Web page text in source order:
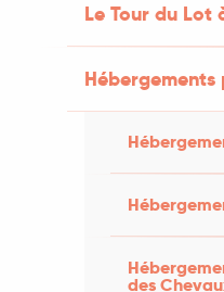
Le Tour du Lot
des
train !